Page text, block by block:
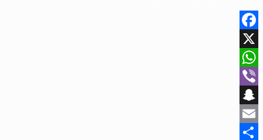
Facebook
X
WhatsApp
Viber
Snapchat
Email